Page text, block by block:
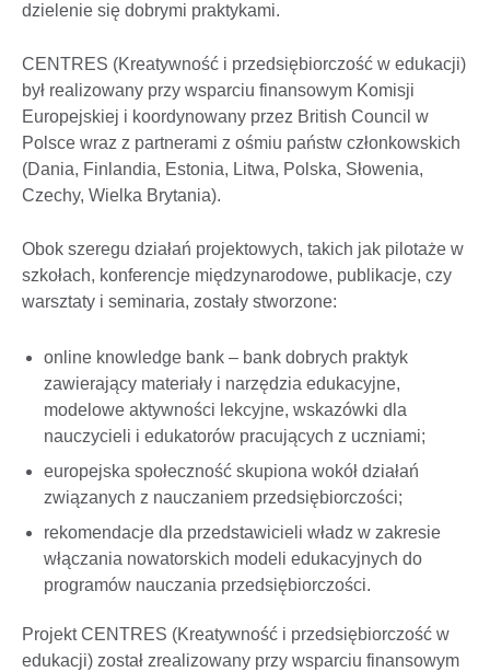
dzielenie się dobrymi praktykami.
CENTRES (Kreatywność i przedsiębiorczość w edukacji)
był realizowany przy wsparciu finansowym Komisji
Europejskiej i koordynowany przez British Council w
Polsce wraz z partnerami z ośmiu państw członkowskich
(Dania, Finlandia, Estonia, Litwa, Polska, Słowenia,
Czechy, Wielka Brytania).
Obok szeregu działań projektowych, takich jak pilotaże w
szkołach, konferencje międzynarodowe, publikacje, czy
warsztaty i seminaria, zostały stworzone:
online knowledge bank – bank dobrych praktyk
zawierający materiały i narzędzia edukacyjne,
modelowe aktywności lekcyjne, wskazówki dla
nauczycieli i edukatorów pracujących z uczniami;
europejska społeczność skupiona wokół działań
związanych z nauczaniem przedsiębiorczości;
rekomendacje dla przedstawicieli władz w zakresie
włączania nowatorskich modeli edukacyjnych do
programów nauczania przedsiębiorczości.
Projekt CENTRES (Kreatywność i przedsiębiorczość w
edukacji) został zrealizowany przy wsparciu finansowym